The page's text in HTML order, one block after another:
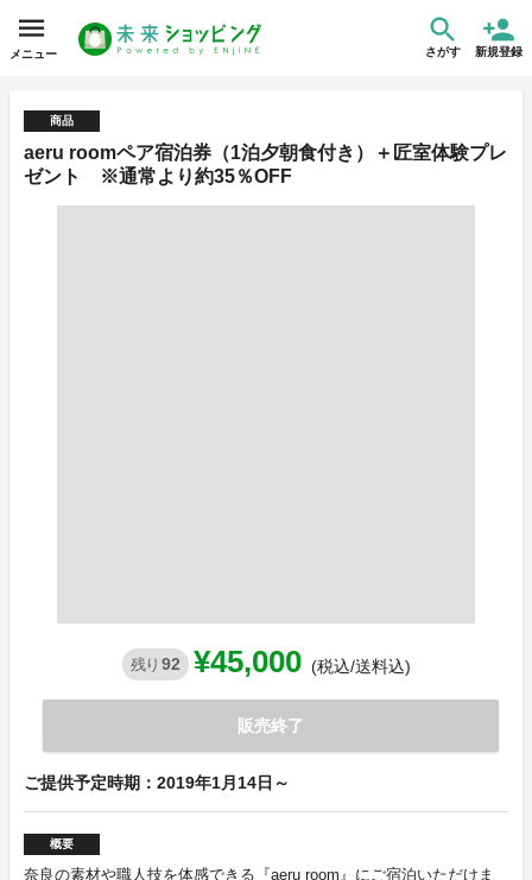
メニュー さがす 新規登録
商品
aeru roomペア宿泊券（1泊夕朝食付き）＋匠室体験プレ
ゼント ※通常より約35％OFF
残り 92 ¥45,000 (税込/送料込)
販売終了
ご提供予定時期：2019年1月14日～
概要
奈良の素材や職人技を体感できる『aeru room』にご宿泊いただけま